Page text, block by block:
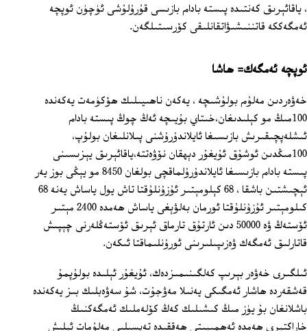
، ياقائېرىق كەنتىدە پىستە بادام بازىسى قۇرۇلۇشى ئۈچۈن ئوپچە
ئەمگەككە قاتننىشىۋاتقانلىقى كۆرسىتىلگەن.
ئوپچە ئەمگەك= ھاشا
خەۋەردىن مەلۇم بولۇشىچە ، يەكەن ناھىيىلىك ھۆكۈمەت يەكەندە
100مىڭ مو كېلىدىغان،خىتاي بۇيىچە ئەڭ چوڭ پىستە‏ بادام
ئىشلەپچىقىرىش بازىسىغا ئايلاندۇرۇشنى پىلانلىغان بولۇپ،
100مىڭدىن ئوشۇق ئۇيغۇر دېھقان نۆۋەتتە،ياقائېرىق يېزىسىنى
پىستە بادام بازىسىغا ئايلاندۇرۇلماقچى بولغان 8450 مو يېڭى بوز يەر
ئېچىشتىن باشقا ، 68 كېلومېتىر ئۇزۇنلۇقتا تاش يول ياساش يەنە 68
كىلومېتىر ئۇزۇنلۇقتا ئورمان بەلۋېغى ياساش ھەمدە 2400 مېتىر
ئۆستەڭ ۋە 50000 دىن ئارتۇق تارماق ئېرىق ئۆستەڭلەرنى چېپىش
قاتارلىق ئەمگەك ۋەزىپىلىرىنى ئورۇنلىماقتا ئىكەن.
ئىلگىرى خەۋەر بېرىپ كەلگىنىمىزدەك، ئۇيغۇر ئېلىدە بولۇپمۇ
قەشقەردە ھاشار ئەمگىكى يەنىلا مەۋجۇت، شۇ سەۋەبلىك بىز يەكەندە
باشلانغان بۇ يۈز مىڭ كىشىلىك كەڭ كۆلەملىك ئەمگەكنىڭ
خاراكتېرى ھەمدە ئەھمىيىتى ھەققىدە تەپسىلىي مەلۇمات ئېلىش